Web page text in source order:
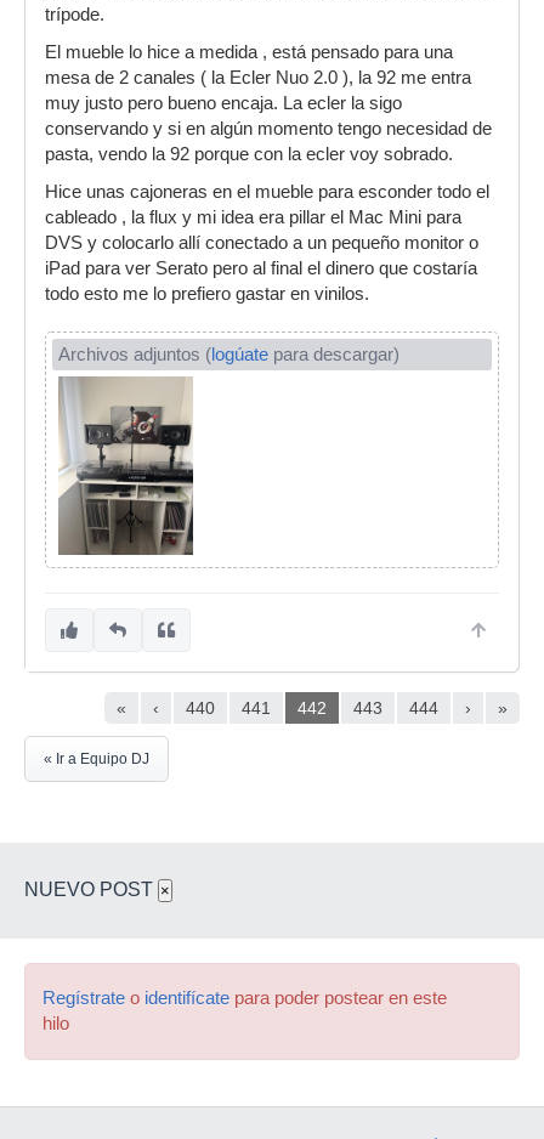
trípode.
El mueble lo hice a medida , está pensado para una
mesa de 2 canales ( la Ecler Nuo 2.0 ), la 92 me entra
muy justo pero bueno encaja. La ecler la sigo
conservando y si en algún momento tengo necesidad de
pasta, vendo la 92 porque con la ecler voy sobrado.
Hice unas cajoneras en el mueble para esconder todo el
cableado , la flux y mi idea era pillar el Mac Mini para
DVS y colocarlo allí conectado a un pequeño monitor o
iPad para ver Serato pero al final el dinero que costaría
todo esto me lo prefiero gastar en vinilos.
Archivos adjuntos (logúate para descargar)
« ‹ 440 441 442 443 444 › »
« Ir a Equipo DJ
NUEVO POST ×
Regístrate o identifícate para poder postear en este
hilo